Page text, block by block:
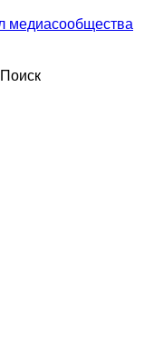
медиасообщества